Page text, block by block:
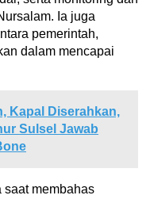
Ia juga
pemerintah,
dalam mencapai
Kapal Diserahkan,
Sulsel Jawab
saat membahas